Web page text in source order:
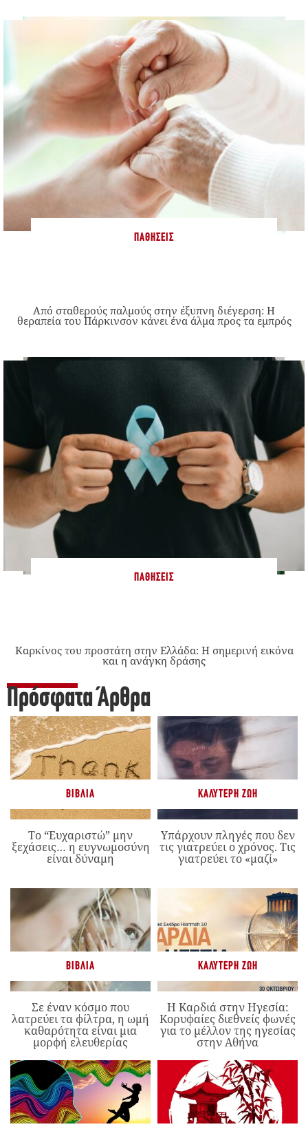
ΠΑΘΉΣΕΙΣ
Από σταθερούς παλμούς στην έξυπνη διέγερση: Η
θεραπεία του Πάρκινσον κάνει ένα άλμα προς τα εμπρός
ΠΑΘΉΣΕΙΣ
Καρκίνος του προστάτη στην Ελλάδα: Η σημερινή εικόνα
και η ανάγκη δράσης
Πρόσφατα Άρθρα
ΒΙΒΛΊΑ
Το “Ευχαριστώ” μην
ξεχάσεις… η ευγνωμοσύνη
είναι δύναμη
ΚΑΛΎΤΕΡΗ ΖΩΉ
Υπάρχουν πληγές που δεν
τις γιατρεύει ο χρόνος. Τις
γιατρεύει το «μαζί»
ΒΙΒΛΊΑ
Σε έναν κόσμο που
λατρεύει τα φίλτρα, η ωμή
καθαρότητα είναι μια
μορφή ελευθερίας
ΚΑΛΎΤΕΡΗ ΖΩΉ
Η Καρδιά στην Ηγεσία:
Κορυφαίες διεθνείς φωνές
για το μέλλον της ηγεσίας
στην Αθήνα